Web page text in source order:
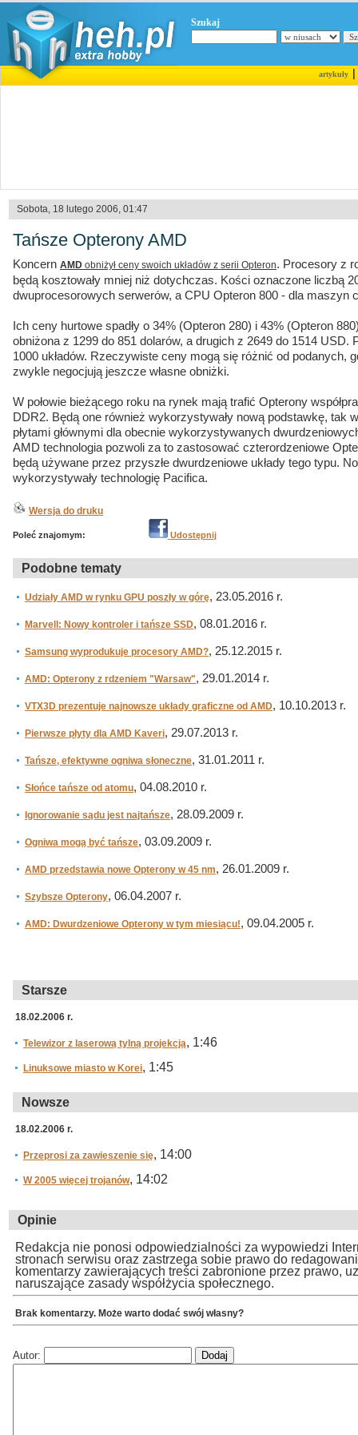
Szukaj
artykuły|
Sobota, 18 lutego 2006, 01:47
Tańsze Opterony AMD
Koncern AMD obniżył ceny swoich układów z serii Opteron. Procesory z
będą kosztowały mniej niż dotychczas. Kości oznaczone liczbą
dwuprocesorowych serwerów, a CPU Opteron 800 - dla maszyn
Ich ceny hurtowe spadły o 34% (Opteron 280) i 43% (Opteron
obniżona z 1299 do 851 dolarów, a drugich z 2649 do 1514 USD.
1000 układów. Rzeczywiste ceny mogą się różnić od podanych,
zwykle negocjują jeszcze własne obniżki.
W połowie bieżącego roku na rynek mają trafić Opterony
DDR2. Będą one również wykorzystywały nową podstawkę, tak
płytami głównymi dla obecnie wykorzystywanych
AMD technologia pozwoli za to zastosować czterordzeniowe
będą używane przez przyszłe dwurdzeniowe układy tego typu.
wykorzystywały technologię Pacifica.
Wersja do druku
Poleć znajomym: Udostępnij
Podobne tematy
Udziały AMD w rynku GPU poszły w górę, 23.05.2016 r.
Marvell: Nowy kontroler i tańsze SSD, 08.01.2016 r.
Samsung wyprodukuje procesory AMD?, 25.12.2015 r.
AMD: Opterony z rdzeniem "Warsaw", 29.01.2014 r.
VTX3D prezentuje najnowsze układy graficzne od AMD, 10.10.2013 r.
Pierwsze płyty dla AMD Kaveri, 29.07.2013 r.
Tańsze, efektywne ogniwa słoneczne, 31.01.2011 r.
Słońce tańsze od atomu, 04.08.2010 r.
Ignorowanie sądu jest najtańsze, 28.09.2009 r.
Ogniwa mogą być tańsze, 03.09.2009 r.
AMD przedstawia nowe Opterony w 45 nm, 26.01.2009 r.
Szybsze Opterony, 06.04.2007 r.
AMD: Dwurdzeniowe Opterony w tym miesiącu!, 09.04.2005 r.
Starsze
18.02.2006 r.
Telewizor z laserową tylną projekcją, 1:46
Linuksowe miasto w Korei, 1:45
Nowsze
18.02.2006 r.
Przeprosi za zawieszenie się, 14:00
W 2005 więcej trojanów, 14:02
Opinie
Redakcja nie ponosi odpowiedzialności za wypowiedzi
stronach serwisu oraz zastrzega sobie prawo do
komentarzy zawierających treści zabronione przez prawo,
naruszające zasady współżycia społecznego.
Brak komentarzy. Może warto dodać swój własny?
Autor: